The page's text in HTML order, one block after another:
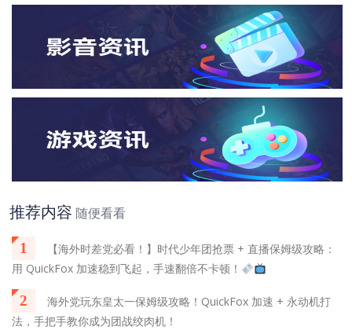
推荐内容 随便看看
1
【海外时差党必看！】时代少年团抢票 + 直播保姆级攻略：
用 QuickFox 加速稳到飞起，手速翻倍不卡顿！
2
海外党玩东皇太一保姆级攻略！QuickFox 加速 + 永动机打
法，手把手教你成为团战绞肉机！